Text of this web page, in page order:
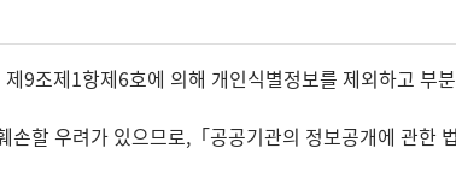
9조제1항제6호에 의해 개인식별정보를 제외하고 부
할 우려가 있으므로,「공공기관의 정보공개에 관한